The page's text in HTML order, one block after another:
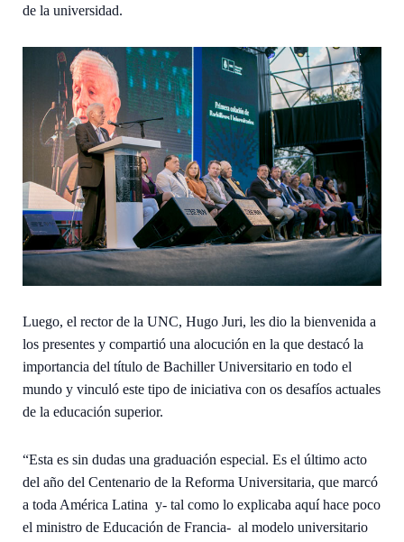
de la universidad.
Luego, el rector de la UNC, Hugo Juri, les dio la bienvenida a
los presentes y compartió una alocución en la que destacó la
importancia del título de Bachiller Universitario en todo el
mundo y vinculó este tipo de iniciativa con os desafíos actuales
de la educación superior.
“Esta es sin dudas una graduación especial. Es el último acto
del año del Centenario de la Reforma Universitaria, que marcó
a toda América Latina y- tal como lo explicaba aquí hace poco
el ministro de Educación de Francia- al modelo universitario